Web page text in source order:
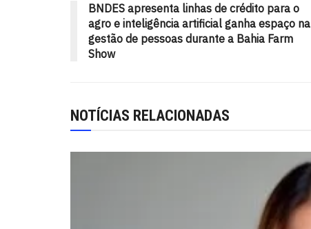
BNDES apresenta linhas de crédito para o
agro e inteligência artificial ganha espaço na
gestão de pessoas durante a Bahia Farm
Show
NOTÍCIAS RELACIONADAS